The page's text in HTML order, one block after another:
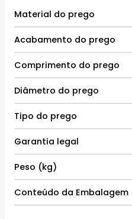
Material do prego
Acabamento do prego
Comprimento do prego
Diâmetro do prego
Tipo do prego
Garantia legal
Peso (kg)
Conteúdo da Embalagem